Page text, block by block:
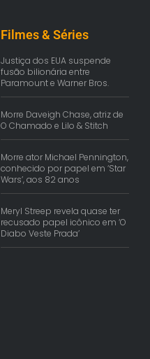
Filmes & Séries
Justiça dos EUA suspende
fusão bilionária entre
Paramount e Warner Bros.
Morre Daveigh Chase, atriz de
O Chamado e Lilo & Stitch
Morre ator Michael Pennington,
conhecido por papel em ‘Star
Wars’, aos 82 anos
Meryl Streep revela quase ter
recusado papel icônico em ‘O
Diabo Veste Prada’